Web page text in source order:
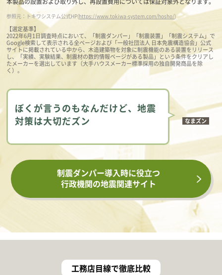
参照元：トキワシステム公式HP(https://www.tokiwa-system.com/hosho/)
【選定基準】
2022年6月1日調査時点において、「制震ダンパー」「制震装置」「制震システム」で
Google検索して表示される全ページおよび「一般社団法人 日本免震構造協会」公式
サイトに掲載されている中から、木造建築物を対象に制震機能のある装置をリリース
し、「実績、実験結果、制震材の数的情報ページがある製品」という条件をクリアし
たメーカーを選出しています（大手ハウスメーカー標準採用の独自開発商品を除
く）。
ぼくが言うのもなんだけど、地震
対策は大切だズン
なまズン
制震ダンパー導入時に役立つ
行政機関の地震関連サイト
工務店目線で徹底比較